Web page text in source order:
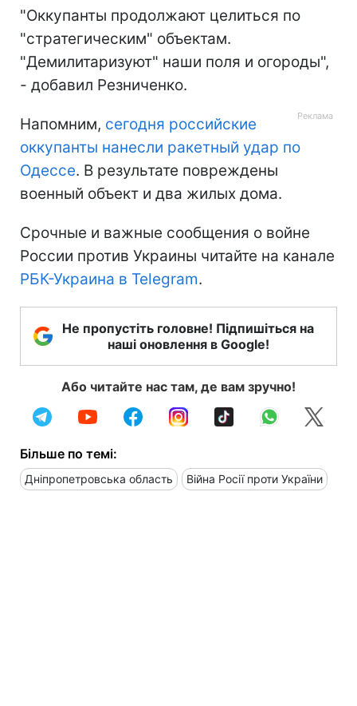
"Оккупанты продолжают целиться по
"стратегическим" объектам.
"Демилитаризуют" наши поля и огороды",
- добавил Резниченко.
Напомним, сегодня российские
оккупанты нанесли ракетный удар по
Одессе. В результате повреждены
военный объект и два жилых дома.
Срочные и важные сообщения о войне
России против Украины читайте на канале
РБК-Украина в Telegram.
Не пропустіть головне! Підпишіться на
наші оновлення в Google!
Або читайте нас там, де вам зручно!
Більше по темі:
Дніпропетровська область Війна Росії проти України